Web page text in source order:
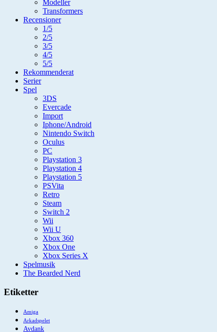
Modeller
Transformers
Recensioner
1/5
2/5
3/5
4/5
5/5
Rekommenderat
Serier
Spel
3DS
Evercade
Import
Iphone/Android
Nintendo Switch
Oculus
PC
Playstation 3
Playstation 4
Playstation 5
PSVita
Retro
Steam
Switch 2
Wii
Wii U
Xbox 360
Xbox One
Xbox Series X
Spelmusik
The Bearded Nerd
Etiketter
Amiga
Arkadspelet
Avdank